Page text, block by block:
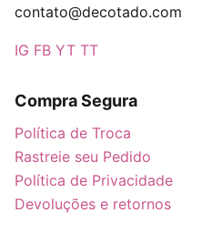
contato@decotado.com
IG FB YT TT
Compra Segura
Política de Troca
Rastreie seu Pedido
Política de Privacidade
Devoluções e retornos